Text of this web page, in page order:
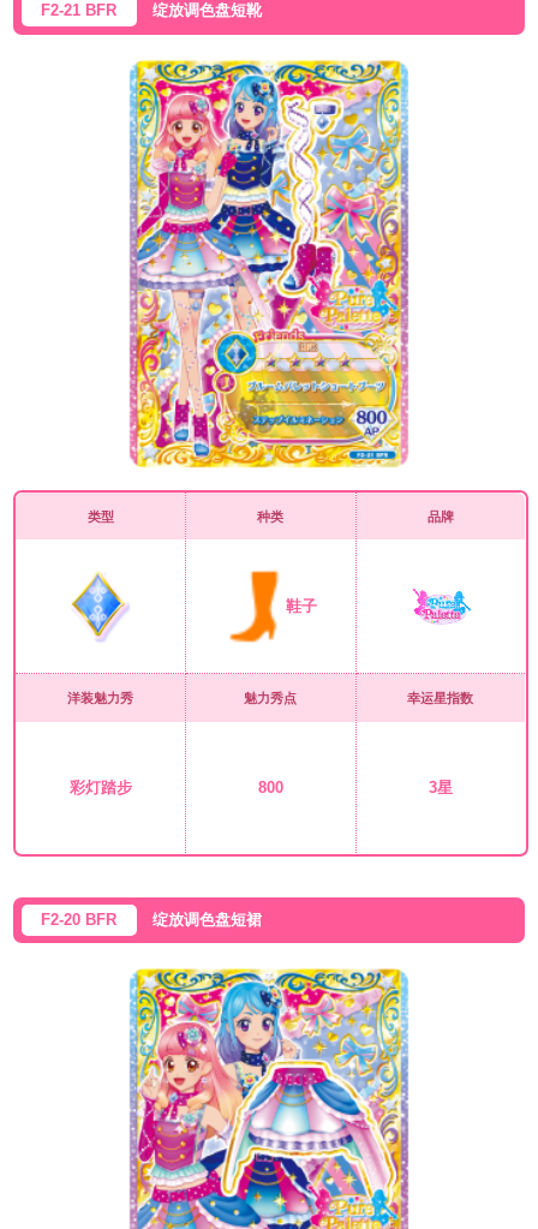
F2-21 BFR 绽放调色盘短靴
类型 种类
鞋子
品牌
洋装魅力秀
彩灯踏步
魅力秀点
800
幸运星指数
3星
F2-20 BFR 绽放调色盘短裙